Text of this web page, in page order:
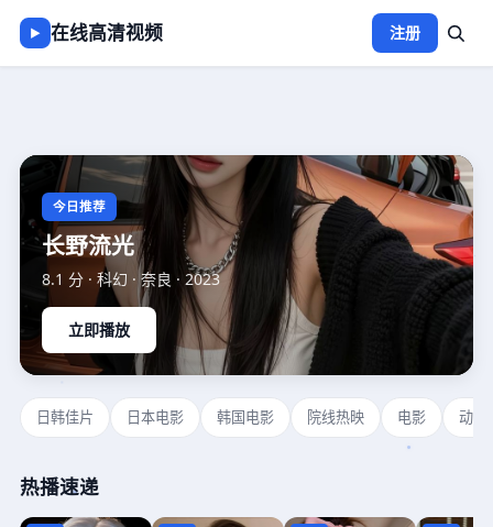
▶ 在线高清视频 注册
在线高清视频- 免费观看视频
今日推荐
长野流光
8.1 分 · 科幻 · 奈良 · 2023
立即播放
日韩佳片 日本电影 韩国电影 院线热映 电影 动作
热播速递